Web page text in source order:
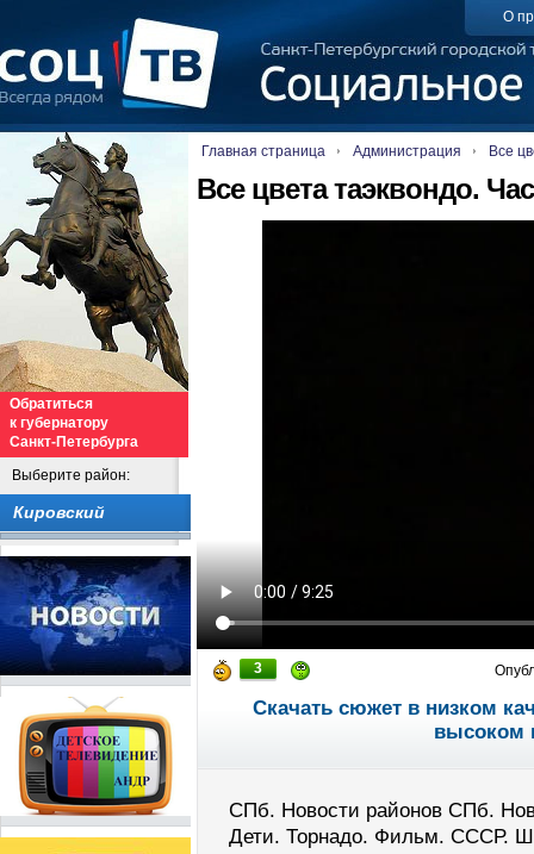
О
Обратиться
к губернатору
Санкт-Петербурга
Выберите район:
Кировский
Главная страница Администрация Все
Все цвета таэквондо.
3
Скачать сюжет в низком
высоком
СПб. Новости районов СПб.
Дети. Торнадо. Фильм. СССР.